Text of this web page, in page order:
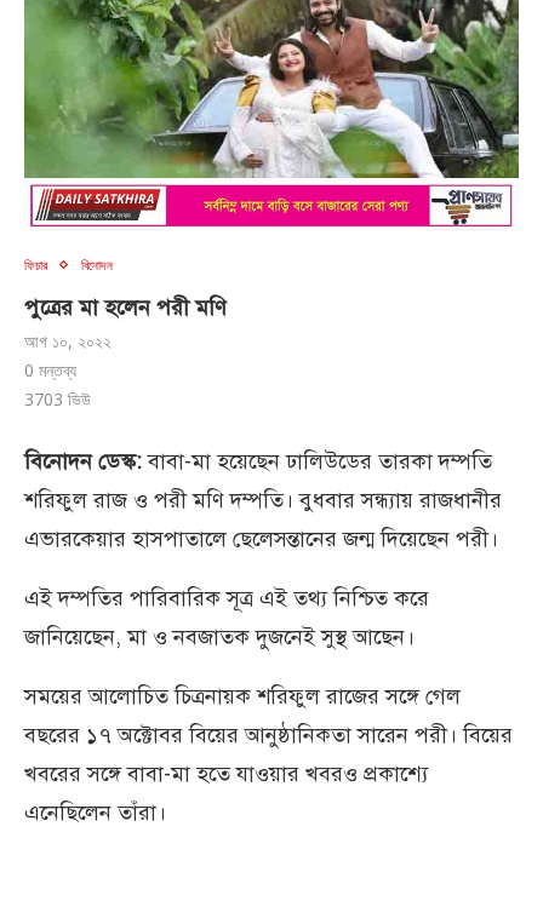
ফিচার বিনোদন
পুত্রের মা হলেন পরী মণি
আগ ১০, ২০২২
0 মন্তব্য
3703 ভিউ
বিনোদন ডেস্ক:বাবা-মা হয়েছেন ঢালিউডের তারকা দম্পতি
শরিফুল রাজ ও পরী মণি দম্পতি। বুধবার সন্ধ্যায় রাজধানীর
এভারকেয়ার হাসপাতালে ছেলেসন্তানের জন্ম দিয়েছেন পরী।
এই দম্পতির পারিবারিক সূত্র এই তথ্য নিশ্চিত করে
জানিয়েছেন, মা ও নবজাতক দুজনেই সুস্থ আছেন।
সময়ের আলোচিত চিত্রনায়ক শরিফুল রাজের সঙ্গে গেল
বছরের ১৭ অক্টোবর বিয়ের আনুষ্ঠানিকতা সারেন পরী। বিয়ের
খবরের সঙ্গে বাবা-মা হতে যাওয়ার খবরও প্রকাশ্যে
এনেছিলেন তাঁরা।